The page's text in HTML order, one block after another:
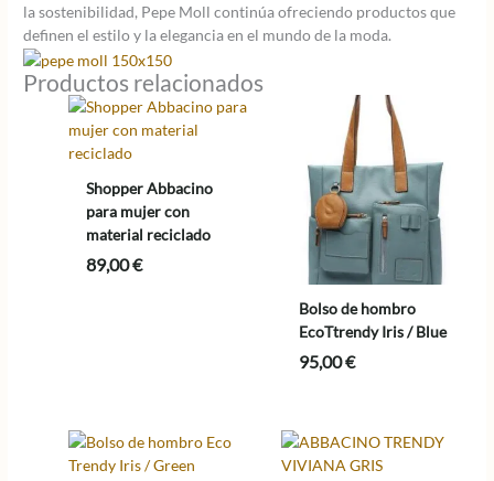
la sostenibilidad, Pepe Moll continúa ofreciendo productos que
definen el estilo y la elegancia en el mundo de la moda.
Productos relacionados
Shopper Abbacino
para mujer con
material reciclado
89,00€
Bolso de hombro
EcoTtrendy Iris / Blue
95,00€